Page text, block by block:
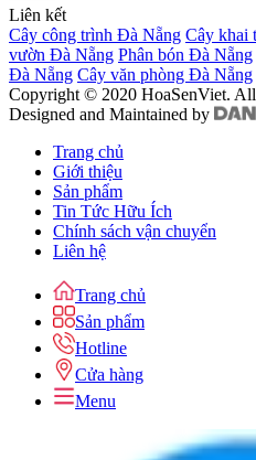
Liên kết
Cây công trình Đà Nẵng Cây khai
vườn Đà Nẵng Phân bón Đà Nẵng
Đà Nẵng Cây văn phòng Đà Nẵng
Copyright © 2020 HoaSenViet. All
Designed and Maintained by
Trang chủ
Giới thiệu
Sản phẩm
Tin Tức Hữu Ích
Chính sách vận chuyển
Liên hệ
Trang chủ
Sản phẩm
Hotline
Cửa hàng
Menu